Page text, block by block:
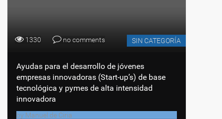
1330 no comments SIN CATEGORÍA
Ayudas para el desarrollo de jóvenes
empresas innovadoras (Start-up’s) de base
tecnológica y pymes de alta intensidad
innovadora
by Manuel de Ciria